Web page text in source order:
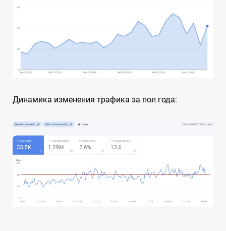
Динамика изменения трафика за пол года: